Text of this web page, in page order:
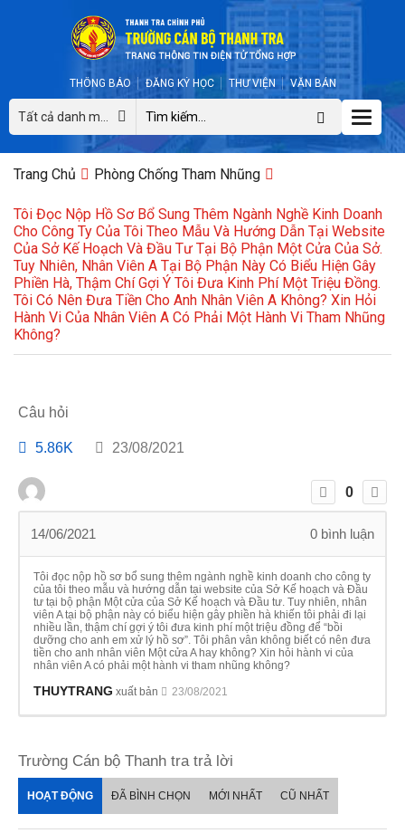
THÔNG BÁO ĐĂNG KÝ HỌC THƯ VIỆN VĂN BẢN
Tất cả danh mục
Toggle
Trang Chủ Phòng Chống Tham Nhũng
Tôi Đọc Nộp Hồ Sơ Bổ Sung Thêm Ngành Nghề Kinh Doanh
Cho Công Ty Của Tôi Theo Mẫu Và Hướng Dẫn Tại Website
Của Sở Kế Hoạch Và Đầu Tư Tại Bộ Phận Một Cửa Của Sở.
Tuy Nhiên, Nhân Viên A Tại Bộ Phận Này Có Biểu Hiện Gây
Phiền Hà, Thậm Chí Gợi Ý Tôi Đưa Kinh Phí Một Triệu Đồng.
Tôi Có Nên Đưa Tiền Cho Anh Nhân Viên A Không? Xin Hỏi
Hành Vi Của Nhân Viên A Có Phải Một Hành Vi Tham Nhũng
Không?
Câu hỏi
5.86K 23/08/2021
0
14/06/2021 0 bình luận
Tôi đọc nộp hồ sơ bổ sung thêm ngành nghề kinh doanh cho công ty
của tôi theo mẫu và hướng dẫn tại website của Sở Kế hoạch và Đầu
tư tại bộ phận Một cửa của Sở Kế hoạch và Đầu tư. Tuy nhiên, nhân
viên A tại bộ phận này có biểu hiện gây phiền hà khiến tôi phải đi lại
nhiều lần, thậm chí gợi ý tôi đưa kinh phí một triệu đồng để “bồi
dưỡng cho anh em xử lý hồ sơ”. Tôi phân vân không biết có nên đưa
tiền cho anh nhân viên Một cửa A hay không? Xin hỏi hành vi của
nhân viên A có phải một hành vi tham nhũng không?
THUYTRANG xuất bản 23/08/2021
Trường Cán bộ Thanh tra trả lời
HOẠT ĐỘNG ĐÃ BÌNH CHỌN MỚI NHẤT CŨ NHẤT